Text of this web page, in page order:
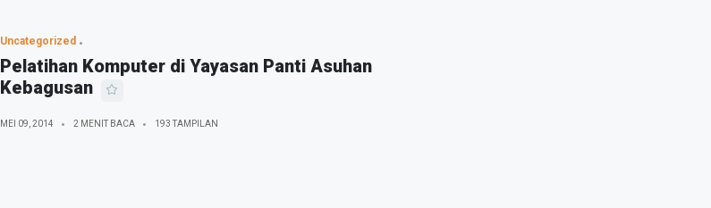
Uncategorized
Pelatihan Komputer di Yayasan Panti Asuhan
Kebagusan
MEI 09, 2014 2 MENIT BACA 193 TAMPILAN